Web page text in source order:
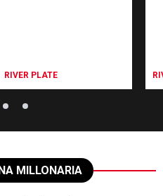
RIVER PLATE
MILLONARIA